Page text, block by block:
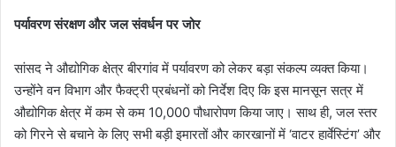
पर्यावरण संरक्षण और जल संवर्धन पर जोर
सांसद ने औद्योगिक क्षेत्र बीरगांव में पर्यावरण को लेकर बड़ा संकल्प व्यक्त किया।
उन्होंने वन विभाग और फैक्ट्री प्रबंधनों को निर्देश दिए कि इस मानसून सत्र में
औद्योगिक क्षेत्र में कम से कम 10,000 पौधारोपण किया जाए। साथ ही, जल स्तर
को गिरने से बचाने के लिए सभी बड़ी इमारतों और कारखानों में ‘वाटर हार्वेस्टिंग’ और